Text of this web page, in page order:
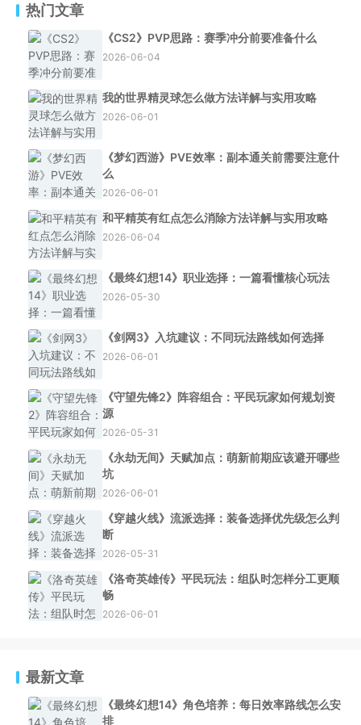
热门文章
《CS2》PVP思路：赛季冲分前要准备什么
2026-06-04
我的世界精灵球怎么做方法详解与实用攻略
2026-06-01
《梦幻西游》PVE效率：副本通关前需要注意什
么
2026-06-01
和平精英有红点怎么消除方法详解与实用攻略
2026-06-04
《最终幻想14》职业选择：一篇看懂核心玩法
2026-05-30
《剑网3》入坑建议：不同玩法路线如何选择
2026-06-01
《守望先锋2》阵容组合：平民玩家如何规划资
源
2026-05-31
《永劫无间》天赋加点：萌新前期应该避开哪些
坑
2026-06-01
《穿越火线》流派选择：装备选择优先级怎么判
断
2026-05-31
《洛奇英雄传》平民玩法：组队时怎样分工更顺
畅
2026-06-01
最新文章
《最终幻想14》角色培养：每日效率路线怎么安
排